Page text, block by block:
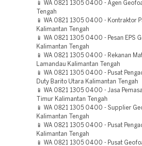
📱 WA 0821 1305 0400 - Agen
Tengah
📱 WA 0821 1305 0400 - Kontraktor
Kalimantan Tengah
📱 WA 0821 1305 0400 - Pesan EPS
Kalimantan Tengah
📱 WA 0821 1305 0400 - Rekanan
Lamandau Kalimantan Tengah
📱 WA 0821 1305 0400 - Pusat
Duty Barito Utara Kalimantan Tengah
📱 WA 0821 1305 0400 - Jasa
Timur Kalimantan Tengah
📱 WA 0821 1305 0400 - Supplier
Kalimantan Tengah
📱 WA 0821 1305 0400 - Pusat
Kalimantan Tengah
📱 WA 0821 1305 0400 - Pusat